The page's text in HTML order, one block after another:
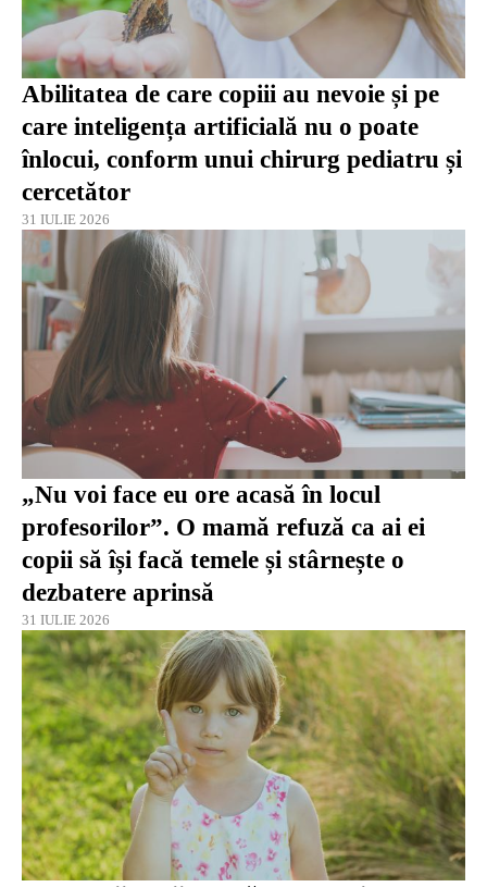
Abilitatea de care copiii au nevoie și pe
care inteligența artificială nu o poate
înlocui, conform unui chirurg pediatru și
cercetător
31 IULIE 2026
„Nu voi face eu ore acasă în locul
profesorilor”. O mamă refuză ca ai ei
copii să își facă temele și stârnește o
dezbatere aprinsă
31 IULIE 2026